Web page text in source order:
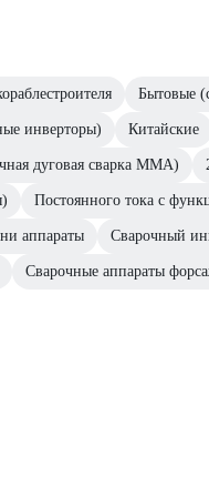
Бытовые
инверторы) Китайские
дуговая сварка MMA)
Постоянного тока с
аппараты Сварочный
Сварочные аппараты